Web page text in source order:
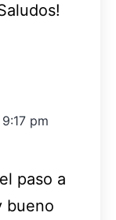
pm
paso a
bueno